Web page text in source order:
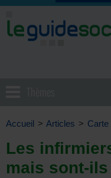
Accueil > Articles > Carte
Les
mais sont-